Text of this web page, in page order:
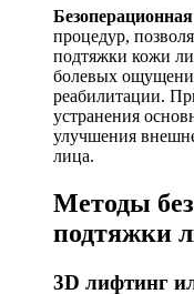
процедур,
подтяжки кожи
болевых
реабилитации.
устранения
улучшения
лица.
Методы
подтяжки
3D лифтинг